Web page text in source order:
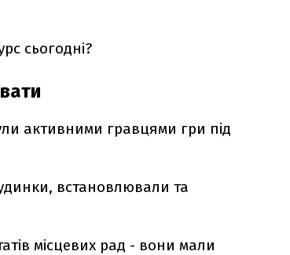
сьогодні?
активними гравцями гри під
встановлювали та
місцевих рад - вони мали